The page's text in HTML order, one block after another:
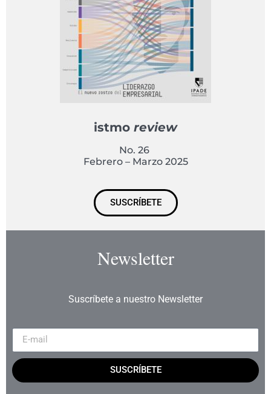
istmo review
No. 26
Febrero – Marzo 2025
SUSCRÍBETE
Newsletter
Suscríbete a nuestro Newsletter
SUSCRÍBETE